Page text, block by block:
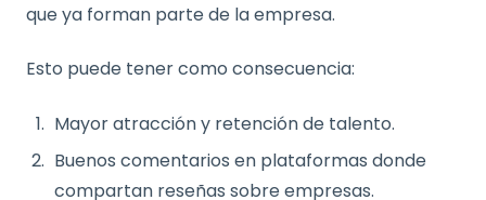
que ya forman parte de la empresa.
Esto puede tener como consecuencia:
Mayor atracción y retención de talento.
Buenos comentarios en plataformas donde
compartan reseñas sobre empresas.